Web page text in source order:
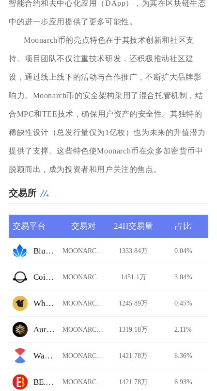
智能合约和去中心化应用（DApp），为其在区块链生态
中的进一步应用提供了更多可能性。
Moonarch币的亮点特色在于其技术创新和社区支
持。项目团队不仅注重技术研发，还积极推动社区建
设，通过线上线下的活动与合作推广，不断扩大品牌影
响力。Moonarch币的安全架构采用了混合托管机制，结
合MPC和TEE技术，确保用户资产的安全性。其独特的
稀缺性设计（总发行量仅为1亿枚）也为未来的升值潜力
提供了支撑。这些特色使Moonarch币在众多加密货币中
脱颖而出，成为投资者和用户关注的焦点。
交易所
交易平台 交易对 24H交易量 占比
BlueLotusDAO MOONARCH/USDT 1333.84万 0.04%
CoinJar Exchange MOONARCH/USDT 1451.1万 3.04%
WhiteBIT Futures MOONARCH/USDT 1245.89万 0.45%
Auriswap MOONARCH/USDT 1319.18万 2.11%
Waves Exchange MOONARCH/USDT 1421.78万 6.36%
BE.TOP MOONARCH/USDT 1421.78万 6.93%